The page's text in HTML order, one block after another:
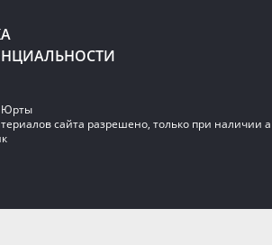
Юрты
сайта разрешено, только при наличии